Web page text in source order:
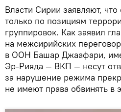
Власти Сирии заявляют,
только по позициям
группировок. Как заявил
на межсирийских
в ООН Башар Джаафари,
Эр-Рияда — ВКП — несут
за нарушение режима
не имеют права обвинять в